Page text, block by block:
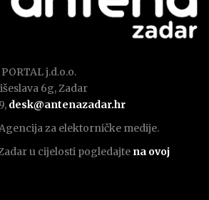
j.d.o.o.
6g, Zadar
desk@antenazadar.hr
za elektorničke medije.
u cijelosti pogledajte na ovoj